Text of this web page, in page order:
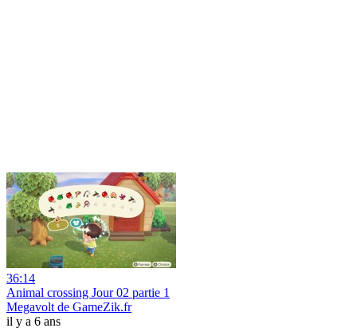
36:14
Animal crossing Jour 02 partie 1
Megavolt de GameZik.fr
il y a 6 ans